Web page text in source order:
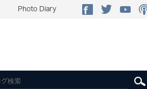
Photo Diary